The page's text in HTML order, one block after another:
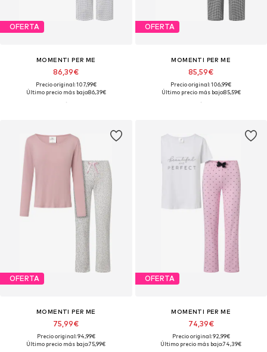
OFERTA
MOMENTI PER ME
86,39€
Precio original: 107,99€
Último precio más bajo:86,39€
OFERTA
MOMENTI PER ME
85,59€
Precio original: 106,99€
Último precio más bajo:85,59€
OFERTA
MOMENTI PER ME
75,99€
Precio original: 94,99€
Último precio más bajo:75,99€
OFERTA
MOMENTI PER ME
74,39€
Precio original: 92,99€
Último precio más bajo:74,39€